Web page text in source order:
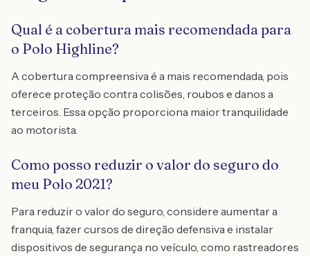
Qual é a cobertura mais recomendada para
o Polo Highline?
A cobertura compreensiva é a mais recomendada, pois
oferece proteção contra colisões, roubos e danos a
terceiros. Essa opção proporciona maior tranquilidade
ao motorista.
Como posso reduzir o valor do seguro do
meu Polo 2021?
Para reduzir o valor do seguro, considere aumentar a
franquia, fazer cursos de direção defensiva e instalar
dispositivos de segurança no veículo, como rastreadores